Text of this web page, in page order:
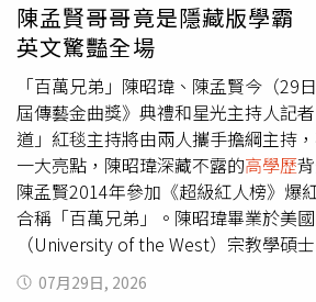
陳孟賢哥哥竟是隱藏版學霸
英文驚豔全場
「百萬兄弟」陳昭瑋、陳孟賢今（29
屆傳藝金曲獎》典禮和星光主持人記
道」紅毯主持將由兩人攜手擔綱主持
一大亮點，陳昭瑋深藏不露的高學歷
陳孟賢2014年參加《超級紅人榜》爆
合稱「百萬兄弟」。陳昭瑋畢業於美
（University of the West）宗教學碩
譯工作，一口流利英文更讓現場媒體
露，自己從小就在戲台下追著歌仔戲
07月29日, 2026